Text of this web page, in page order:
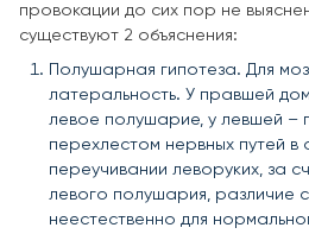
провокации до сих пор не
существуют 2 объяснения:
Полушарная гипотеза. Для
латеральность. У правшей
левое полушарие, у левшей –
перехлестом нервных путей
переучивании леворуких, за
левого полушария, различие
неестественно для